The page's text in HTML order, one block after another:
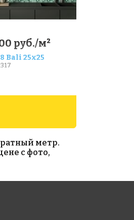
руб./м²
Bali 25x25
метр.
с фото,